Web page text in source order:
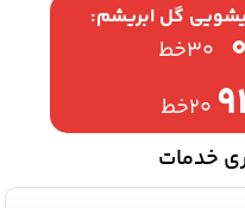
گل ابریشم:
۳۰خط
۲۰خط
خدمات